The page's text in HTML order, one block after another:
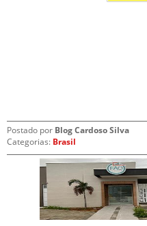
Postado por Blog Cardoso Silva
Categorias: Brasil